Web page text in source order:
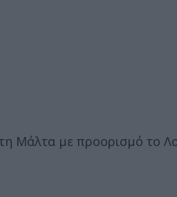
Μάλτα με προορισμό το